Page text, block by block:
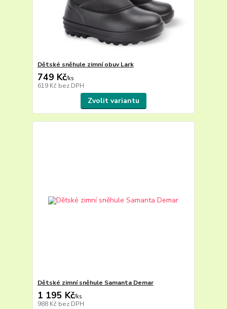
Dětské sněhule zimní obuv Lark
749 Kč/ks
619 Kč bez DPH
Zvolit variantu
Dětské zimní sněhule Samanta Demar
1 195 Kč/ks
988 Kč bez DPH